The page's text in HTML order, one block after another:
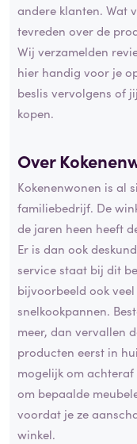
andere klanten. Wat
tevreden over de
Wij verzamelden
hier handig voor je
beslis vervolgens of
kopen.
Over
Kokenenwonen is al
familiebedrijf. De
de jaren heen heeft
Er is dan ook
service staat bij dit
bijvoorbeeld ook
snelkookpannen.
meer, dan vervallen
producten eerst in
mogelijk om achteraf
om bepaalde
voordat je ze
winkel.